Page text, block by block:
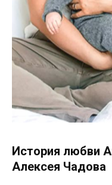
История любви
Алексея Чадова